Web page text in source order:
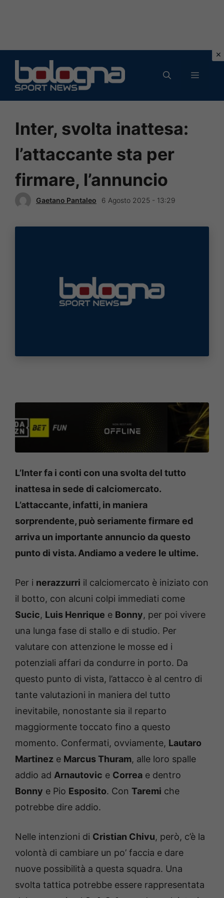
contenuto
MENU
Inter, svolta inattesa:
l’attaccante sta per
firmare, l’annuncio
Gaetano Pantaleo 6 Agosto 2025 - 13:29
L’Inter fa i conti con una svolta del tutto
inattesa in sede di calciomercato.
L’attaccante, infatti, in maniera
sorprendente, può seriamente firmare ed
arriva un importante annuncio da questo
punto di vista. Andiamo a vedere le ultime.
Per i nerazzurri il calciomercato è iniziato con
il botto, con alcuni colpi immediati come
Sucic, Luis Henrique e Bonny, per poi vivere
una lunga fase di stallo e di studio. Per
valutare con attenzione le mosse ed i
potenziali affari da condurre in porto. Da
questo punto di vista, l’attacco è al centro di
tante valutazioni in maniera del tutto
inevitabile, nonostante sia il reparto
maggiormente toccato fino a questo
momento. Confermati, ovviamente, Lautaro
Martinez e Marcus Thuram, alle loro spalle
addio ad Arnautovic e Correa e dentro
Bonny e Pio Esposito. Con Taremi che
potrebbe dire addio.
Nelle intenzioni di Cristian Chivu, però, c’è la
volontà di cambiare un po’ faccia e dare
nuove possibilità a questa squadra. Una
svolta tattica potrebbe essere rappresentata